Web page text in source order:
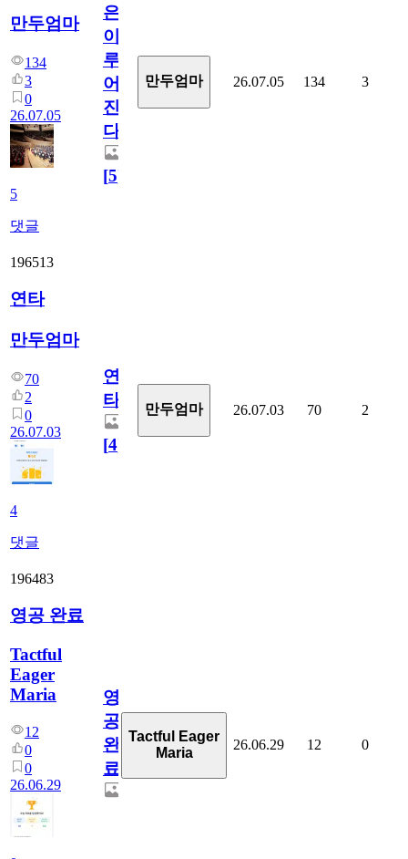
만두엄마
134
3
0
26.07.05
5
댓글
은
이
루
어
진
다.
[5]
만두엄마 26.07.05 134 3
196513
연타
만두엄마
70
2
0
26.07.03
4
댓글
연
타
[4]
만두엄마 26.07.03 70 2
196483
영공 완료
Tactful
Eager
Maria
12
0
0
26.06.29
영
공
완
료
Tactful Eager
Maria
26.06.29 12 0